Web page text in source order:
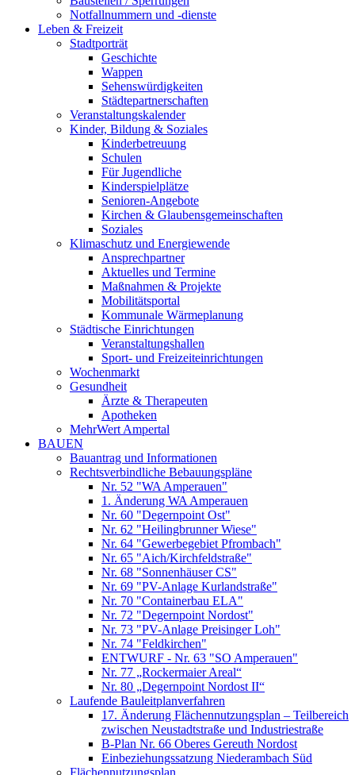
Notfallnummern und -dienste
Leben & Freizeit
Stadtporträt
Geschichte
Wappen
Sehenswürdigkeiten
Städtepartnerschaften
Veranstaltungskalender
Kinder, Bildung & Soziales
Kinderbetreuung
Schulen
Für Jugendliche
Kinderspielplätze
Senioren-Angebote
Kirchen & Glaubensgemeinschaften
Soziales
Klimaschutz und Energiewende
Ansprechpartner
Aktuelles und Termine
Maßnahmen & Projekte
Mobilitätsportal
Kommunale Wärmeplanung
Städtische Einrichtungen
Veranstaltungshallen
Sport- und Freizeiteinrichtungen
Wochenmarkt
Gesundheit
Ärzte & Therapeuten
Apotheken
MehrWert Ampertal
BAUEN
Bauantrag und Informationen
Rechtsverbindliche Bebauungspläne
Nr. 52 "WA Amperauen"
1. Änderung WA Amperauen
Nr. 60 "Degernpoint Ost"
Nr. 62 "Heilingbrunner Wiese"
Nr. 64 "Gewerbegebiet Pfrombach"
Nr. 65 "Aich/Kirchfeldstraße"
Nr. 68 "Sonnenhäuser CS"
Nr. 69 "PV-Anlage Kurlandstraße"
Nr. 70 "Containerbau ELA"
Nr. 72 "Degernpoint Nordost"
Nr. 73 "PV-Anlage Preisinger Loh"
Nr. 74 "Feldkirchen"
ENTWURF - Nr. 63 "SO Amperauen"
Nr. 77 „Rockermaier Areal“
Nr. 80 „Degernpoint Nordost II“
Laufende Bauleitplanverfahren
17. Änderung Flächennutzungsplan – Teilbereich
zwischen Neustadtstraße und Industriestraße
B-Plan Nr. 66 Oberes Gereuth Nordost
Einbeziehungssatzung Niederambach Süd
Flächennutzungsplan